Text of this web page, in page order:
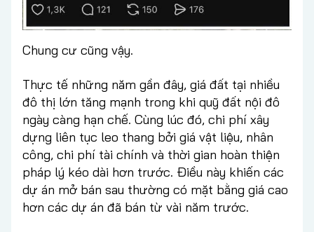
Chung cư cũng vậy.
Thực tế những năm gần đây, giá đất tại nhiều
đô thị lớn tăng mạnh trong khi quỹ đất nội đô
ngày càng hạn chế. Cùng lúc đó, chi phí xây
dựng liên tục leo thang bởi giá vật liệu, nhân
công, chi phí tài chính và thời gian hoàn thiện
pháp lý kéo dài hơn trước. Điều này khiến các
dự án mở bán sau thường có mặt bằng giá cao
hơn các dự án đã bán từ vài năm trước.